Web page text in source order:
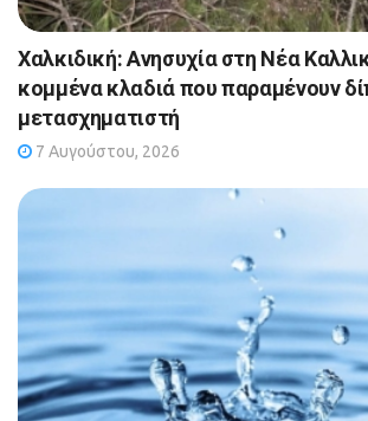
Χαλκιδική: Ανησυχία στη Νέα
κομμένα κλαδιά που παραμένουν
μετασχηματιστή
7 Αυγούστου, 2026